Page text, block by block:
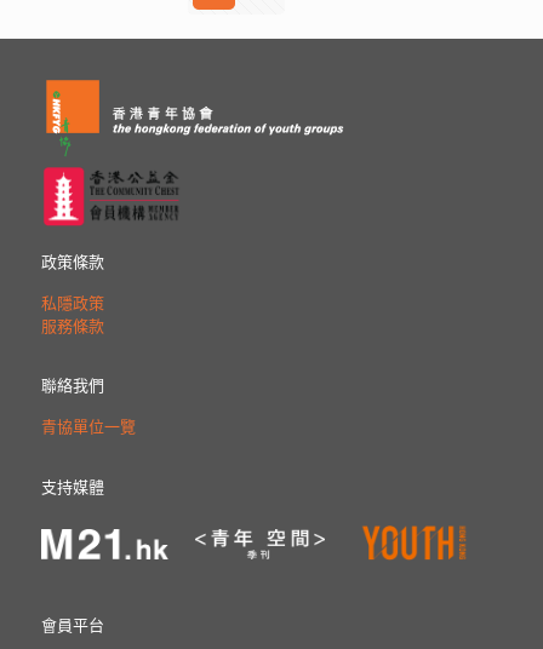
政策條款
私隱政策
服務條款
聯絡我們
青協單位一覽
支持媒體
會員平台